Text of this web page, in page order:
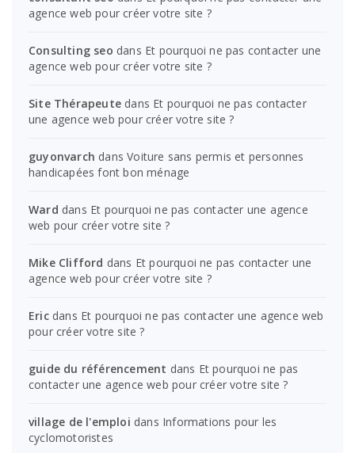
agence web pour créer votre site ?
Consulting seo dans Et pourquoi ne pas contacter une
agence web pour créer votre site ?
Site Thérapeute dans Et pourquoi ne pas contacter
une agence web pour créer votre site ?
guyonvarch dansVoiture sans permis et personnes
handicapées font bon ménage
Ward dans Et pourquoi ne pas contacter une agence
web pour créer votre site ?
Mike Clifford dans Et pourquoi ne pas contacter une
agence web pour créer votre site ?
Ericdans Et pourquoi ne pas contacter une agence web
pour créer votre site ?
guide du référencement dans Et pourquoi ne pas
contacter une agence web pour créer votre site ?
village de l'emploi dans Informations pour les
cyclomotoristes